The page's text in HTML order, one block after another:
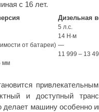
с 16 лет.
Дизельная
5 л.с.
14 Н∙м
от батареи) —
11 999 – 13
мм
и доступный
делает машину особенно